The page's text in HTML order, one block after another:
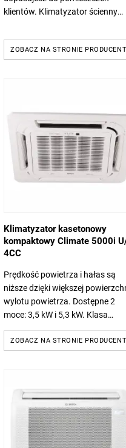
klientów. Klimatyzator ścienny
pięciu wariantach mocy i trzech
wersjach...
ZOBACZ NA STRONIE
Klimatyzator kasetonowy
kompaktowy Climate 5000i
4CC
Prędkość powietrza i hałas są
niższe dzięki większej
wylotu powietrza. Dostępne 2
moce: 3,5 kW i 5,3 kW. Klasa
A+ dla ogrzewania.
ZOBACZ NA STRONIE